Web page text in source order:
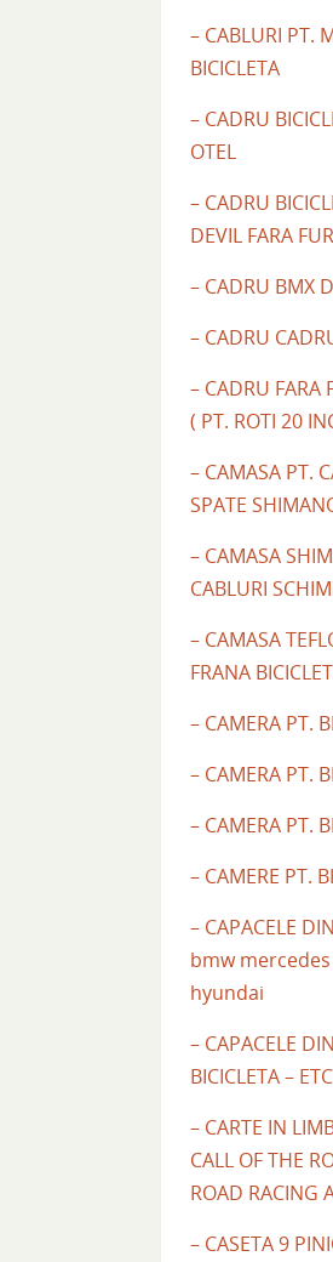
– CABLURI PT.
BICICLETA
– CADRU
OTEL
– CADRU
DEVIL FARA
– CADRU BMX
– CADRU
– CADRU FARA
( PT. ROTI 20
– CAMASA PT.
SPATE
– CAMASA
CABLURI
– CAMASA
FRANA
– CAMERA PT.
– CAMERA PT.
– CAMERA PT.
– CAMERE PT.
– CAPACELE
bmw
hyundai
– CAPACELE
BICICLETA – ETC
– CARTE IN
CALL OF THE
ROAD RACING
– CASETA 9